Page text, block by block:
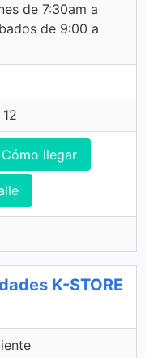
de 7:30am a
de 9:00 a
Cómo llegar
K-STORE